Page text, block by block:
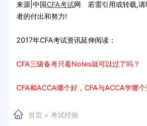
来源|中国CFA考试网 若需引用或转载,请
者的付出和努力!
2017年CFA考试资讯延伸阅读：
CFA三级备考只看Notes就可以过了吗？
CFA和ACCA哪个好，CFA与ACCA学哪个
首页> 考试经验